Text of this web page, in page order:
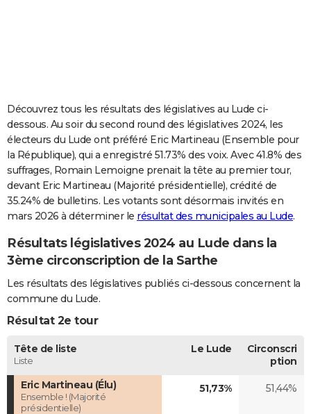
Carte de Noël
Carte Bonne année
Carte Saint-Valentin
Carte Pâques
Carte d'anniversaire
DICTIONNAIRE
Dictionnaire
Biographies
Citations
Expressions
Proverbes
PROGRAMME TV
COPAINS D'AVANT
S'inscrire
Se connecter
Lycées
Collèges
Primaires
Universités
Entreprises
Service militaire
Avis de recherche
AVIS DE DÉCÈS
FORUM
Bricolage
Lifestyle
Culture
Sport
Auto
Television
Voyage
Cinema
Découvrez tous les résultats des législatives au Lude ci-
dessous. Au soir du second round des législatives 2024, les
électeurs du Lude ont préféré Eric Martineau (Ensemble pour
la République), qui a enregistré 51.73% des voix. Avec 41.8% des
suffrages, Romain Lemoigne prenait la tête au premier tour,
devant Eric Martineau (Majorité présidentielle), crédité de
35.24% de bulletins. Les votants sont désormais invités en
mars 2026 à déterminer le résultat des municipales au Lude.
Résultats législatives 2024 au Lude dans la
3ème circonscription de la Sarthe
Les résultats des législatives publiés ci-dessous concernent la
commune du Lude.
Résultat 2e tour
Tête de liste
Liste
Le Lude
Circonscri
ption
Eric Martineau (Élu)
Ensemble ! (Majorité
présidentielle)
51,73% 51,44%